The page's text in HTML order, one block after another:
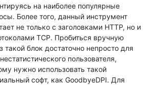
на наиболее популярные
Более того, данный инструмент
не только с заголовками HTTP, но и
TCP. Пробиться вручную
такой блок достаточно непросто для
пользователя,
нужно использовать такой
софт, как GoodbyeDPI. Для